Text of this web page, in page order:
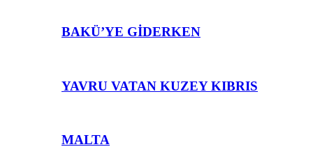
BAKÜ’YE GİDERKEN
YAVRU VATAN KUZEY KIBRIS
MALTA